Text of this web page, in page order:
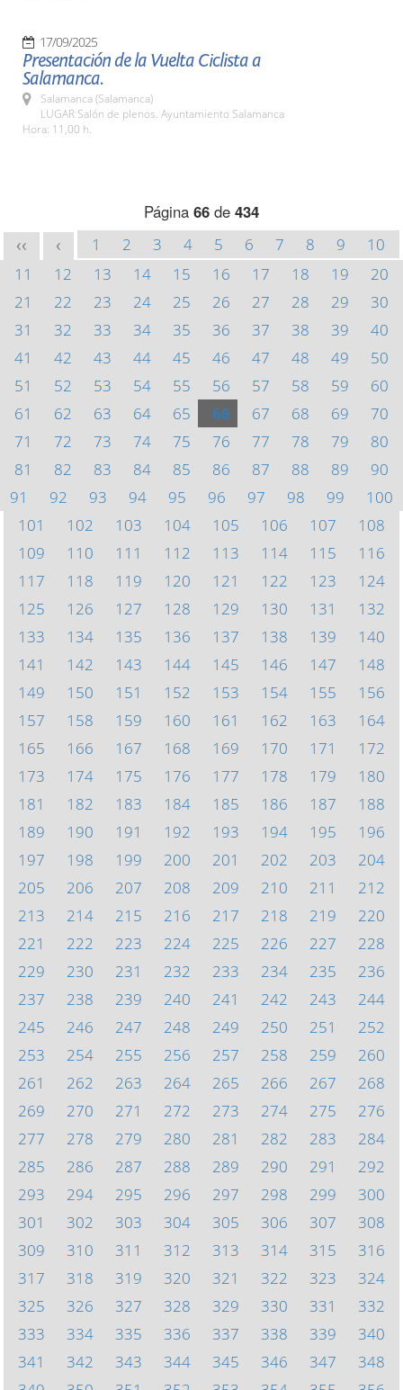
17/09/2025
Presentación de la Vuelta Ciclista a
Salamanca.
Salamanca (Salamanca)
LUGAR Salón de plenos. Ayuntamiento Salamanca
Hora: 11,00 h.
Página 66 de 434
<< < 1 2 3 4 5 6 7 8 9
10
11
12 13 14 15 16 17 18 19
20
21
22 23 24 25 26 27 28 29
30
31
32 33 34 35 36 37 38 39
40
41
42 43 44 45 46 47 48 49
50
51
52 53 54 55 56 57 58 59
60
61
62 63 64 65 66 67 68 69
70
71
72 73 74 75 76 77 78 79
80
81
82 83 84 85 86 87 88 89
90
91
92 93 94 95 96 97 98 99
100
101
102 103 104 105 106 107
108
109
110 111 112 113 114 115
116
117
118 119 120 121 122 123
124
125
126 127 128 129 130 131
132
133
134 135 136 137 138 139
140
141
142 143 144 145 146 147
148
149
150 151 152 153 154 155
156
157
158 159 160 161 162 163
164
165
166 167 168 169 170 171
172
173
174 175 176 177 178 179
180
181
182 183 184 185 186 187
188
189
190 191 192 193 194 195
196
197
198 199 200 201 202 203
204
205
206 207 208 209 210 211
212
213
214 215 216 217 218 219
220
221
222 223 224 225 226 227
228
229
230 231 232 233 234 235
236
237
238 239 240 241 242 243
244
245
246 247 248 249 250 251
252
253
254 255 256 257 258 259
260
261
262 263 264 265 266 267
268
269
270 271 272 273 274 275
276
277
278 279 280 281 282 283
284
285
286 287 288 289 290 291
292
293
294 295 296 297 298 299
300
301
302 303 304 305 306 307
308
309
310 311 312 313 314 315
316
317
318 319 320 321 322 323
324
325
326 327 328 329 330 331
332
333
334 335 336 337 338 339
340
341
342 343 344 345 346 347
348